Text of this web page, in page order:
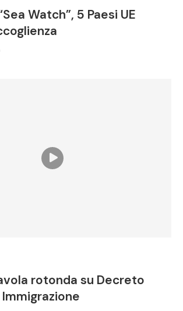
Watch”, 5 Paesi UE
rotonda su Decreto